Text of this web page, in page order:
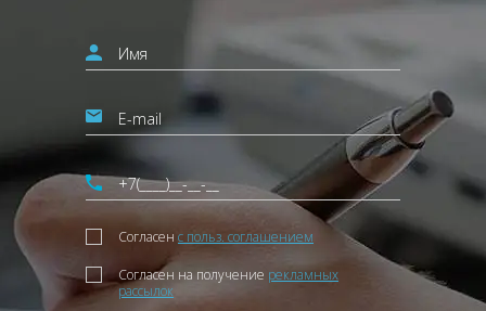
Согласен с польз. соглашением
Согласен на получение рекламных
рассылок